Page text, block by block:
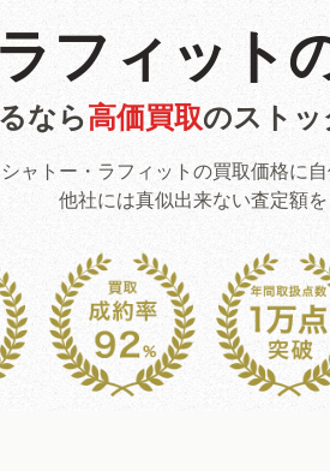
フィット
なら高価買取のスト
シャトー・ラフィットの買取価格に自
他社には真似出来ない査定額を